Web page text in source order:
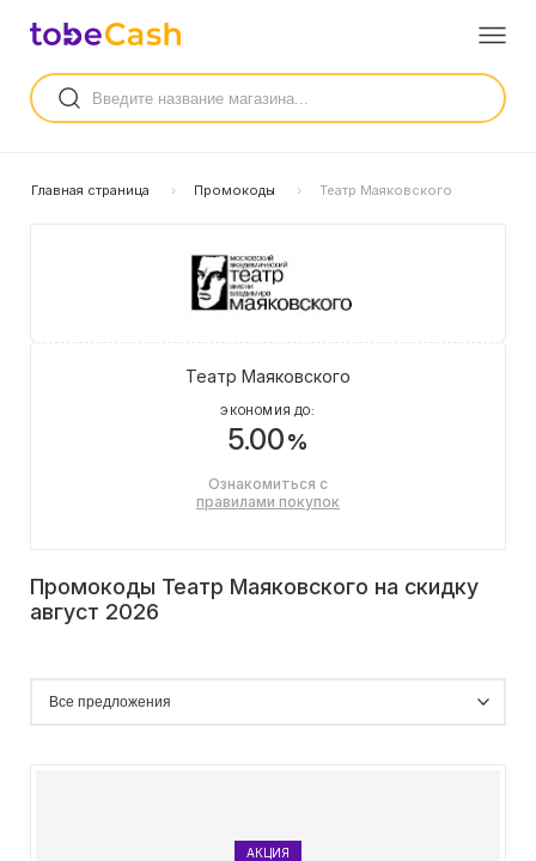
Главная страница Промокоды Театр Маяковского
Театр Маяковского
ЭКОНОМИЯ ДО:
5.00%
Ознакомиться с
правилами покупок
Промокоды Театр Маяковского на скидку
август 2026
АКЦИЯ